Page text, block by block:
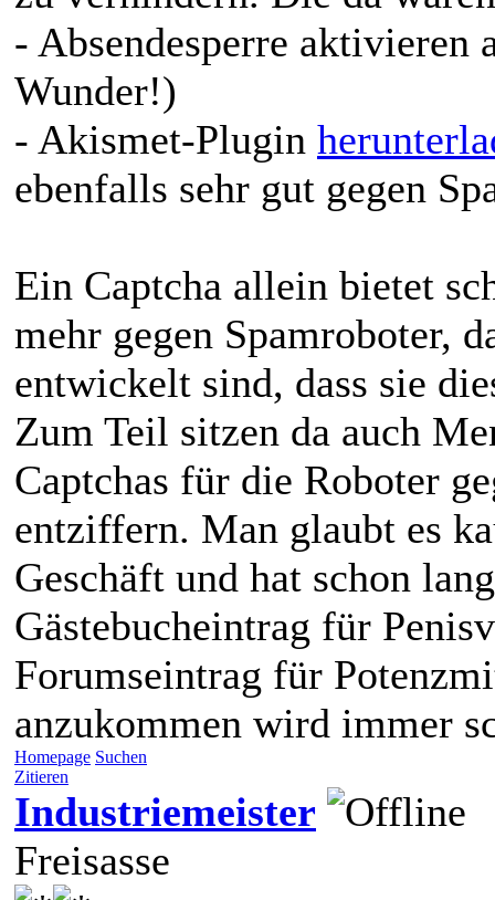
- Absendesperre aktivieren
Wunder!)
- Akismet-Plugin
ebenfalls sehr gut gegen
Ein Captcha allein bietet
mehr gegen Spamroboter,
entwickelt sind, dass sie
Zum Teil sitzen da auch
Captchas für die Roboter
entziffern. Man glaubt es
Geschäft und hat schon
Gästebucheintrag für
Forumseintrag für
anzukommen wird immer
Homepage Suchen
Zitieren
Industriemeister
Freisasse